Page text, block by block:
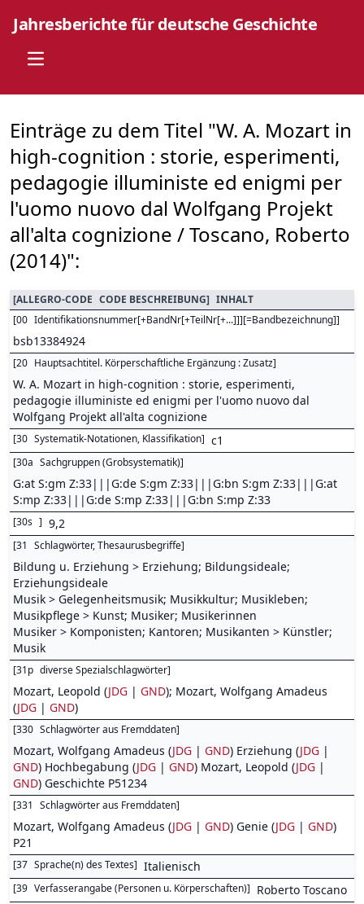
Jahresberichte für deutsche Geschichte
Open main menu
Einträge zu dem Titel "W. A. Mozart in
high-cognition : storie, esperimenti,
pedagogie illuministe ed enigmi per
l'uomo nuovo dal Wolfgang Projekt
all'alta cognizione / Toscano, Roberto
(2014)":
[ALLEGRO-CODE CODE BESCHREIBUNG] INHALT
[00 Identifikationsnummer[+BandNr[+TeilNr[+...]]][=Bandbezeichnung]]
bsb13384924
[20 Hauptsachtitel. Körperschaftliche Ergänzung : Zusatz]
W. A. Mozart in high-cognition : storie, esperimenti,
pedagogie illuministe ed enigmi per l'uomo nuovo dal
Wolfgang Projekt all'alta cognizione
[30 Systematik-Notationen, Klassifikation] c1
[30a Sachgruppen (Grobsystematik)]
G:at S:gm Z:33|||G:de S:gm Z:33|||G:bn S:gm Z:33|||G:at
S:mp Z:33|||G:de S:mp Z:33|||G:bn S:mp Z:33
[30s ] 9,2
[31 Schlagwörter, Thesaurusbegriffe]
Bildung u. Erziehung > Erziehung; Bildungsideale;
Erziehungsideale
Musik > Gelegenheitsmusik; Musikkultur; Musikleben;
Musikpflege > Kunst; Musiker; Musikerinnen
Musiker > Komponisten; Kantoren; Musikanten > Künstler;
Musik
[31p diverse Spezialschlagwörter]
Mozart, Leopold (JDG | GND); Mozart, Wolfgang Amadeus
(JDG | GND)
[330 Schlagwörter aus Fremddaten]
Mozart, Wolfgang Amadeus (JDG | GND) Erziehung (JDG |
GND) Hochbegabung (JDG | GND) Mozart, Leopold (JDG |
GND) Geschichte P51234
[331 Schlagwörter aus Fremddaten]
Mozart, Wolfgang Amadeus (JDG | GND) Genie (JDG | GND)
P21
[37 Sprache(n) des Textes] Italienisch
[39 Verfasserangabe (Personen u. Körperschaften)] Roberto Toscano